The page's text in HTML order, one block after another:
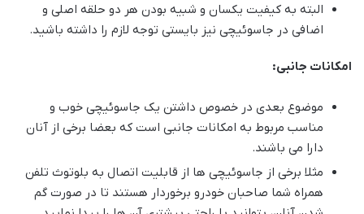
البته به کیفیت یکسان و شبیه بودن هر دو حلقه اصلی و
اضافی در جاسوئیچی نیز بایستی توجه لازم را داشته باشید.
امکانات جانبی:
موضوع بعدی در خصوص داشتن یک جاسوئیچی خوب و
مناسب مربوط به امکانات جانبی است که بعضا برخی از آنان
دارا می باشند.
مثلا برخی از جاسوئیچی ها از قابلیت اتصال به بلوتوث تلفن
همراه شما صاحبان خودرو برخوردار هستند تا در صورت گم